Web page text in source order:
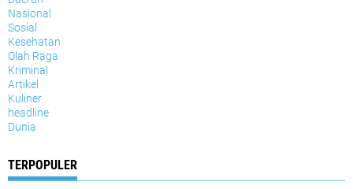
Nasional
Sosial
Kesehatan
Olah Raga
Kriminal
Artikel
Kuliner
headline
Dunia
TERPOPULER